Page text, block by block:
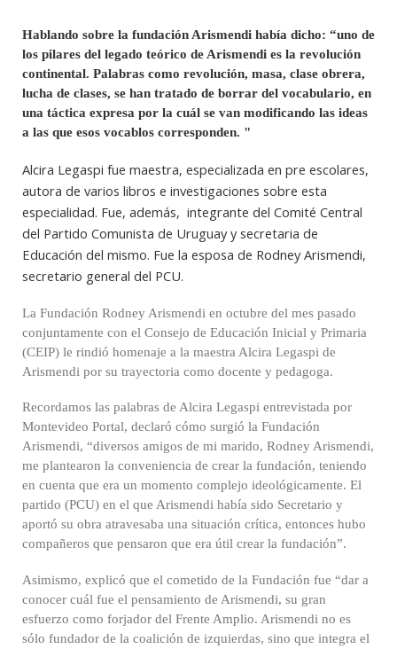
Hablando sobre la fundación Arismendi había dicho: “uno de
los pilares del legado teórico de Arismendi es la revolución
continental. Palabras como revolución, masa, clase obrera,
lucha de clases, se han tratado de borrar del vocabulario, en
una táctica expresa por la cuál se van modificando las ideas
a las que esos vocablos corresponden. "
Alcira Legaspi fue maestra, especializada en pre escolares,
autora de varios libros e investigaciones sobre esta
especialidad. Fue, además, integrante del Comité Central
del Partido Comunista de Uruguay y secretaria de
Educación del mismo. Fue la esposa de Rodney Arismendi,
secretario general del PCU.
La Fundación Rodney Arismendi en octubre del mes pasado
conjuntamente con el Consejo de Educación Inicial y Primaria
(CEIP) le rindió homenaje a la maestra Alcira Legaspi de
Arismendi por su trayectoria como docente y pedagoga.
Recordamos las palabras de Alcira Legaspi entrevistada por
Montevideo Portal, declaró cómo surgió la Fundación
Arismendi, “diversos amigos de mi marido, Rodney Arismendi,
me plantearon la conveniencia de crear la fundación, teniendo
en cuenta que era un momento complejo ideológicamente. El
partido (PCU) en el que Arismendi había sido Secretario y
aportó su obra atravesaba una situación crítica, entonces hubo
compañeros que pensaron que era útil crear la fundación”.
Asimismo, explicó que el cometido de la Fundación fue “dar a
conocer cuál fue el pensamiento de Arismendi, su gran
esfuerzo como forjador del Frente Amplio. Arismendi no es
sólo fundador de la coalición de izquierdas, sino que integra el